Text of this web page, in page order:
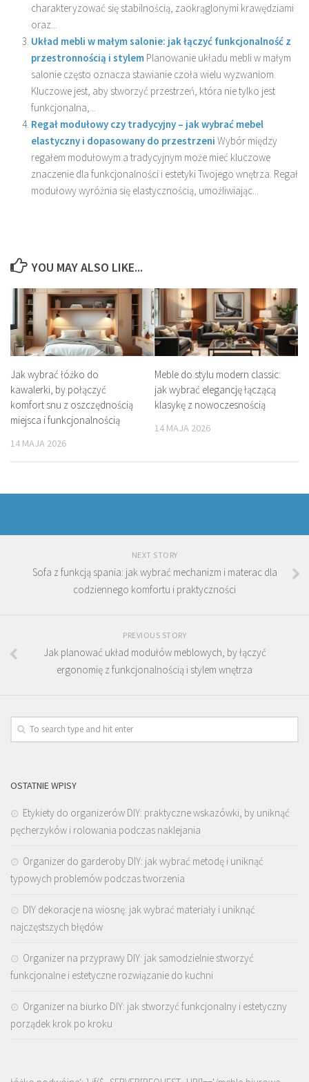
charakteryzować się stabilnością, zaokrąglonymi krawędziami
oraz...
Układ mebli w małym salonie: jak łączyć funkcjonalność z
przestronnością i stylem Planowanie układu mebli w małym
salonie często oznacza stawianie czoła wielu wyzwaniom.
Kluczowe jest, aby stworzyć przestrzeń, która nie tylko jest
funkcjonalna,...
Regał modułowy czy tradycyjny – jak wybrać mebel
elastyczny i dopasowany do przestrzeni Wybór między
regałem modułowym a tradycyjnym może mieć kluczowe
znaczenie dla funkcjonalności i estetyki Twojego wnętrza. Regał
modułowy wyróżnia się elastycznością, umożliwiając...
YOU MAY ALSO LIKE...
Jak wybrać łóżko do
kawalerki, by połączyć
komfort snu z oszczędnością
miejsca i funkcjonalnością
14 MAJA 2026
Meble do stylu modern classic:
jak wybrać elegancję łączącą
klasykę z nowoczesnością
14 MAJA 2026
NEXT STORY
Sofa z funkcją spania: jak wybrać mechanizm i materac dla
codziennego komfortu i praktyczności
PREVIOUS STORY
Jak planować układ modułów meblowych, by łączyć
ergonomię z funkcjonalnością i stylem wnętrza
OSTATNIE WPISY
Etykiety do organizerów DIY: praktyczne wskazówki, by uniknąć
pęcherzyków i rolowania podczas naklejania
Organizer do garderoby DIY: jak wybrać metodę i uniknąć
typowych problemów podczas tworzenia
DIY dekoracje na wiosnę: jak wybrać materiały i uniknąć
najczęstszych błędów
Organizer na przyprawy DIY: jak samodzielnie stworzyć
funkcjonalne i estetyczne rozwiązanie do kuchni
Organizer na biurko DIY: jak stworzyć funkcjonalny i estetyczny
porządek krok po kroku